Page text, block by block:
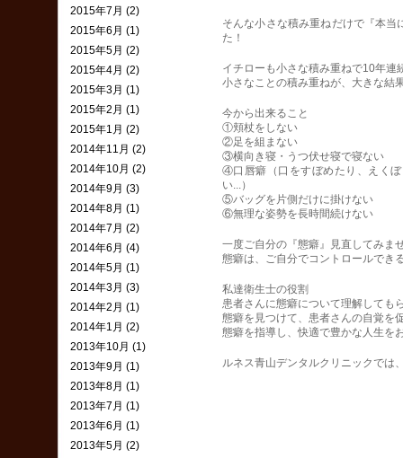
そんな小さな積み重ねだけで『本
た！
イチローも小さな積み重ねで10年
小さなことの積み重ねが、大きな結
今から出来ること
①頬杖をしない
②足を組まない
③横向き寝・うつ伏せ寝で寝ない
④口唇癖（口をすぼめたり、えく
い...）
⑤バッグを片側だけに掛けない
⑥無理な姿勢を長時間続けない
一度ご自分の『態癖』見直してみま
態癖は、ご自分でコントロールでき
私達衛生士の役割
患者さんに態癖について理解しても
態癖を見つけて、患者さんの自覚を
態癖を指導し、快適で豊かな人生を
ルネス青山デンタルクリニックでは
2015年7月 (2)
2015年6月 (1)
2015年5月 (2)
2015年4月 (2)
2015年3月 (1)
2015年2月 (1)
2015年1月 (2)
2014年11月 (2)
2014年10月 (2)
2014年9月 (3)
2014年8月 (1)
2014年7月 (2)
2014年6月 (4)
2014年5月 (1)
2014年3月 (3)
2014年2月 (1)
2014年1月 (2)
2013年10月 (1)
2013年9月 (1)
2013年8月 (1)
2013年7月 (1)
2013年6月 (1)
2013年5月 (2)